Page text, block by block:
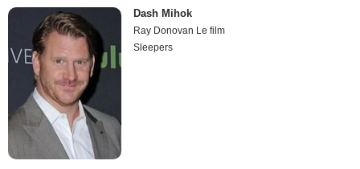
Dash Mihok
Ray Donovan Le film
Sleepers